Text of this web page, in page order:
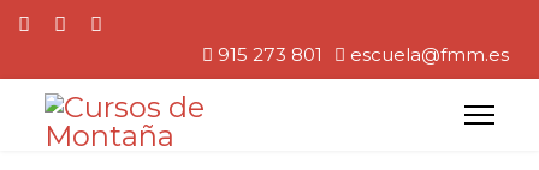
915 273 801 escuela@fmm.es